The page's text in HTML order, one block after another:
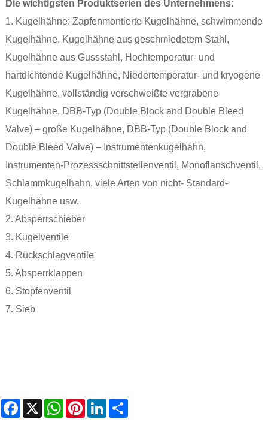
Die wichtigsten Produktserien des Unternehmens:
1. Kugelhähne: Zapfenmontierte Kugelhähne, schwimmende
Kugelhähne, Kugelhähne aus geschmiedetem Stahl,
Kugelhähne aus Gussstahl, Hochtemperatur- und
hartdichtende Kugelhähne, Niedertemperatur- und kryogene
Kugelhähne, vollständig verschweißte vergrabene
Kugelhähne, DBB-Typ (Double Block and Double Bleed
Valve) – große Kugelhähne, DBB-Typ (Double Block and
Double Bleed Valve) – Instrumentenkugelhahn,
Instrumenten-Prozessschnittstellenventil, Monoflanschventil,
Schlammkugelhahn, viele Arten von nicht- Standard-
Kugelhähne usw.
2. Absperrschieber
3. Kugelventile
4. Rückschlagventile
5. Absperrklappen
6. Stopfenventil
7. Sieb
Facebook
X WhatsAppPinterestLinkedIn